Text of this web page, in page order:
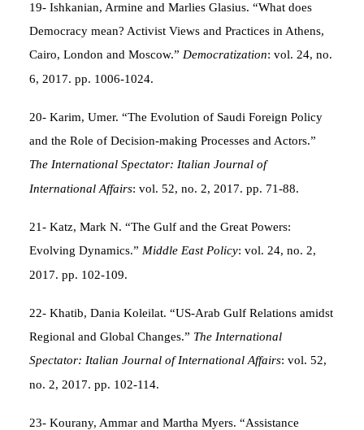
19- Ishkanian, Armine and Marlies Glasius. “What does
Democracy mean? Activist Views and Practices in Athens,
Cairo, London and Moscow.” Democratization: vol. 24, no.
6, 2017. pp. 1006-1024.
20- Karim, Umer. “The Evolution of Saudi Foreign Policy
and the Role of Decision-making Processes and Actors.”
The International Spectator: Italian Journal of
International Affairs: vol. 52, no. 2, 2017. pp. 71-88.
21- Katz, Mark N. “The Gulf and the Great Powers:
Evolving Dynamics.” Middle East Policy: vol. 24, no. 2,
2017. pp. 102-109.
22- Khatib, Dania Koleilat. “US-Arab Gulf Relations amidst
Regional and Global Changes.” The International
Spectator: Italian Journal of International Affairs: vol. 52,
no. 2, 2017. pp. 102-114.
23- Kourany, Ammar and Martha Myers. “Assistance